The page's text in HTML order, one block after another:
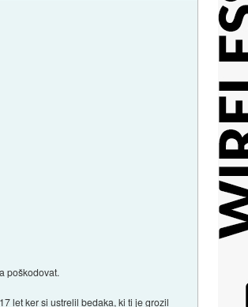
poškodovat.
let ker si ustrelil bedaka, ki ti je grozil